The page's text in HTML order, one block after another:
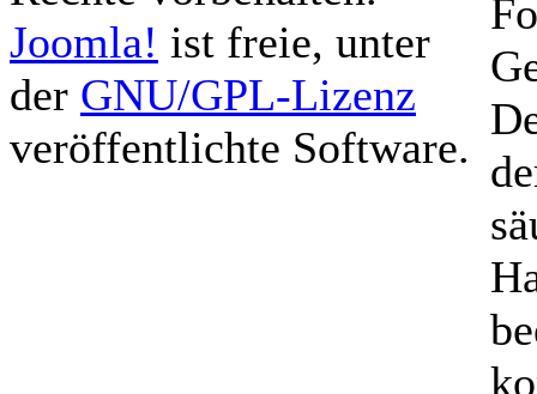
Joomla! ist freie, unter
der GNU/GPL-Lizenz
veröffentlichte Software.